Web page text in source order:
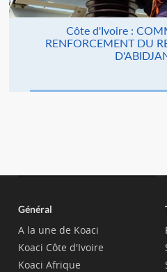
Côte d'Ivoire :
RENFORCEMENT DU
Général
A la une de Koaci
Koaci Côte d'Ivoire
Koaci Afrique